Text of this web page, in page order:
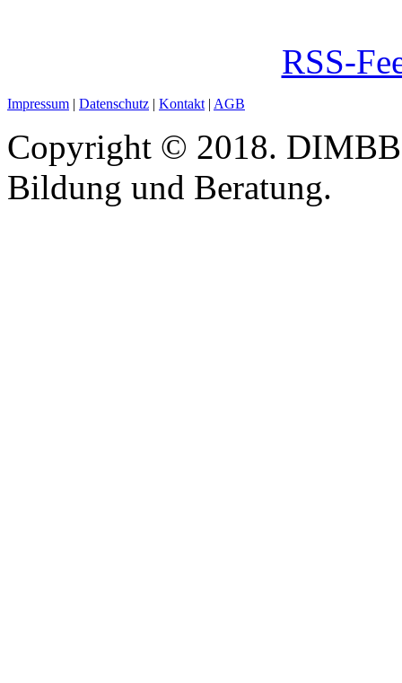
RSS-
Impressum | Datenschutz | Kontakt | AGB
Copyright © 2018.
Bildung und Beratung.